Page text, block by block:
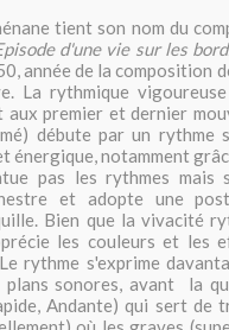
tient son nom du
d'une vie sur les
année de la composition
La rythmique
premier et dernier
débute par un rythme
énergique, notamment
pas les rythmes mais
et adopte une
Bien que la vivacité
les couleurs et les
rythme s'exprime
sonores, avant la
Andante) qui sert de